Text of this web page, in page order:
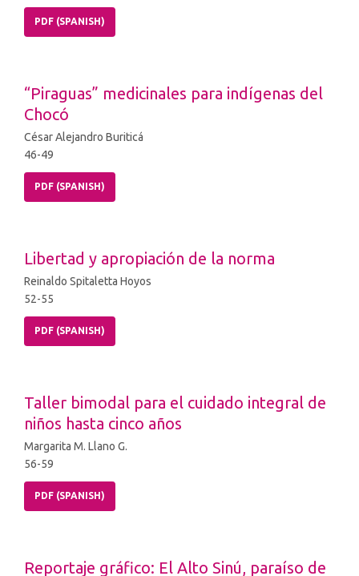
PDF (SPANISH)
“Piraguas” medicinales para indígenas del
Chocó
César Alejandro Buriticá
46-49
PDF (SPANISH)
Libertad y apropiación de la norma
Reinaldo Spitaletta Hoyos
52-55
PDF (SPANISH)
Taller bimodal para el cuidado integral de
niños hasta cinco años
Margarita M. Llano G.
56-59
PDF (SPANISH)
Reportaje gráfico: El Alto Sinú, paraíso de